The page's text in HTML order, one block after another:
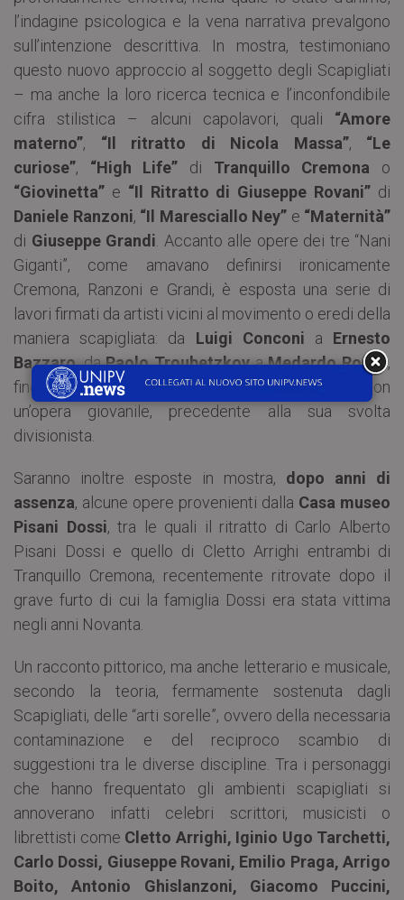
l’indagine psicologica e la vena narrativa prevalgono
sull’intenzione descrittiva. In mostra, testimoniano
questo nuovo approccio al soggetto degli Scapigliati
– ma anche la loro ricerca tecnica e l’inconfondibile
cifra stilistica – alcuni capolavori, quali “Amore
materno”, “Il ritratto di Nicola Massa”, “Le
curiose”, “High Life” di Tranquillo Cremona o
“Giovinetta” e “Il Ritratto di Giuseppe Rovani” di
Daniele Ranzoni, “Il Maresciallo Ney” e “Maternità”
di Giuseppe Grandi. Accanto alle opere dei tre “Nani
Giganti”, come amavano definirsi ironicamente
Cremona, Ranzoni e Grandi, è esposta una serie di
lavori firmati da artisti vicini al movimento o eredi della
maniera scapigliata: da Luigi Conconi a Ernesto
Bazzaro, daPaolo TroubetzkoyaMedardo Rosso,
fino aGiovanni Segantini, presente in mostra con
un’opera giovanile, precedente alla sua svolta
divisionista.
Saranno inoltre esposte in mostra, dopo anni di
assenza, alcune opere provenienti dalla Casa museo
Pisani Dossi, tra le quali il ritratto di Carlo Alberto
Pisani Dossi e quello di Cletto Arrighi entrambi di
Tranquillo Cremona, recentemente ritrovate dopo il
grave furto di cui la famiglia Dossi era stata vittima
negli anni Novanta.
Un racconto pittorico, ma anche letterario e musicale,
secondo la teoria, fermamente sostenuta dagli
Scapigliati, delle “arti sorelle”, ovvero della necessaria
contaminazione e del reciproco scambio di
suggestioni tra le diverse discipline. Tra i personaggi
che hanno frequentato gli ambienti scapigliati si
annoverano infatti celebri scrittori, musicisti o
librettisti come Cletto Arrighi, Iginio Ugo Tarchetti,
Carlo Dossi, Giuseppe Rovani, Emilio Praga, Arrigo
Boito, Antonio Ghislanzoni, Giacomo Puccini,